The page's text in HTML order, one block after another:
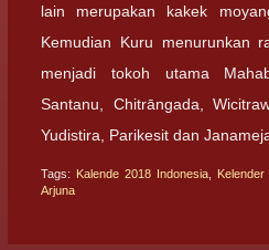
lain merupakan kakek
Kemudian Kuru menurunkan
menjadi tokoh utama
Santanu, Chitrāngada,
Yudistira, Parikesit dan
Tags: Kalende 2018 Indonesia, Kelender
Arjuna